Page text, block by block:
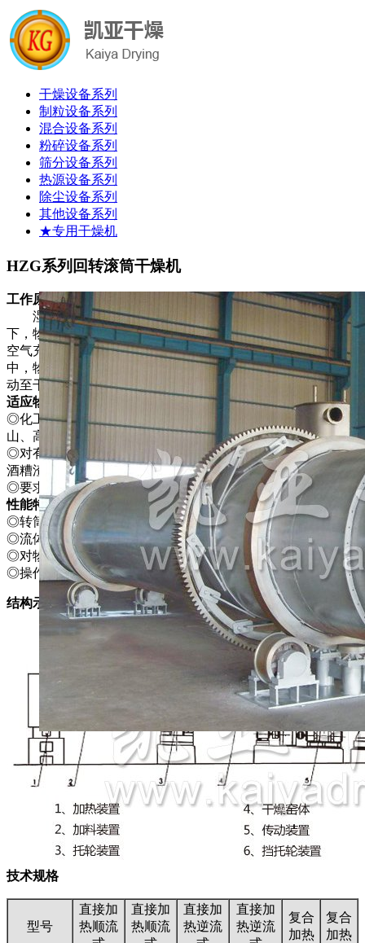
干燥设备系列
制粒设备系列
混合设备系列
粉碎设备系列
筛分设备系列
热源设备系列
除尘设备系列
其他设备系列
★专用干燥机
HZG系列回转滚筒干燥机
工作原理
湿物料从干燥机一端投入后,在内筒均布的抄板器翻动
下，物料在干燥器内均匀分布与分散，并与并流（逆流）的热
空气充分接触，加快了干燥传热，传至推动力。在干燥过程
中，物料在带有倾斜度的抄板和热气流的作用下，可调控地运
动至干燥机另一段星形卸料阀排出成品。
适应物料
◎化工、矿山、冶金等行业大颗粒，比重大物料干燥，如：矿
山、高炉矿渣、煤、金属粉末、磷肥、硫铵。
◎对有特殊要求的粉末、颗粒状物料的干燥，如:HP发泡剂、
酒糟渣、轻质碳酸钙、活性白土、磁粉、石墨、药渣。
◎要求低温干燥，且需大批量连续干燥的物料。
性能特点
◎转筒干燥器机械化程度高，生产能力较大。
◎流体通过筒体阻力小，功能消耗低。
◎对物料特性的适应性比较强。
◎操作稳定，操作费用较低，产品干燥的均匀性好。
结构示意图
技术规格
型号
直接加
热顺流
直接加
热顺流
直接加
热逆流
直接加
热逆流
复合
加热
复合
加热